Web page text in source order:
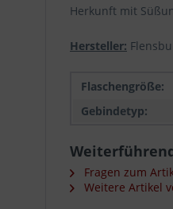
Herkunft mit
Hersteller:
Flaschengröße:
Gebindetyp:
Fragen zum
Weitere Artikel